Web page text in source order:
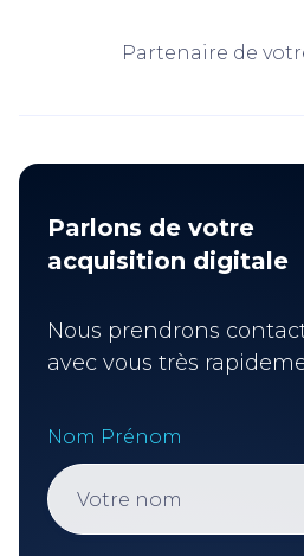
Partenaire de
Parlons de votre
acquisition digitale
Nous prendrons
avec vous très
Nom Prénom